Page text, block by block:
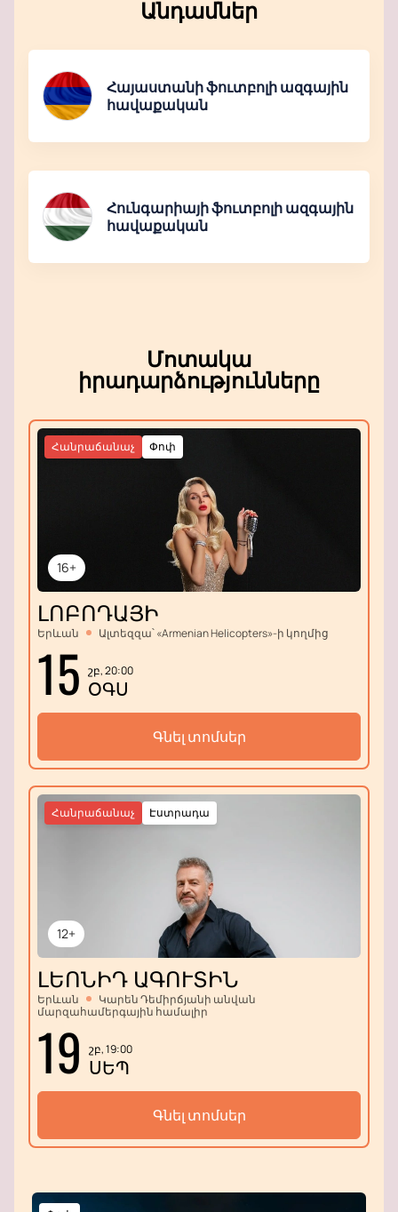
Անդամներ
Հայաստանի ֆուտբոլի ազգային
հավաքական
Հունգարիայի ֆուտբոլի ազգային
հավաքական
Մոտակա
իրադարձությունները
16+
Փոփ
Հանրաճանաչ
ԼՈԲՈԴԱՅԻ
Երևան Ալտեզզա՝ «Armenian Helicopters»-ի կողմից
15 շբ, 20:00
ՕԳՍ
Գնել տոմսեր
12+
Էստրադա
Հանրաճանաչ
ԼԵՈՆԻԴ ԱԳՈՒՏԻՆ
Երևան
Կարեն Դեմիրճյանի անվան
մարզահամերգային համալիր
19 շբ, 19:00
ՍԵՊ
Գնել տոմսեր